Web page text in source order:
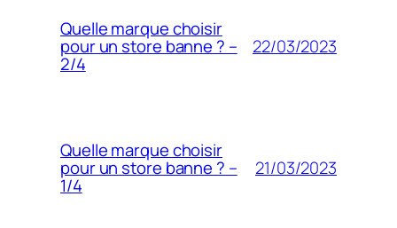
Quelle marque choisir
pour un store banne ? –
2/4
22/03/2023
Quelle marque choisir
pour un store banne ? –
1/4
21/03/2023